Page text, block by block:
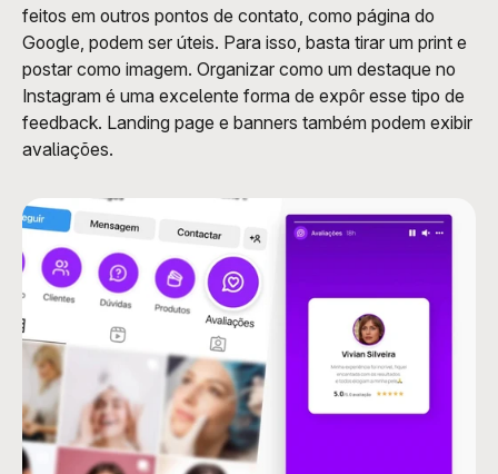
feitos em outros pontos de contato, como página do
Google, podem ser úteis. Para isso, basta tirar um print e
postar como imagem. Organizar como um destaque no
Instagram é uma excelente forma de expôr esse tipo de
feedback. Landing page e banners também podem exibir
avaliações.